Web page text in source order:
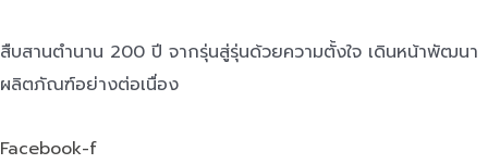
สืบสานตำนาน 200 ปี จากรุ่นสู่รุ่นด้วยความตั้งใจ เดินหน้าพัฒนา
ผลิตภัณฑ์อย่างต่อเนื่อง
Facebook-f